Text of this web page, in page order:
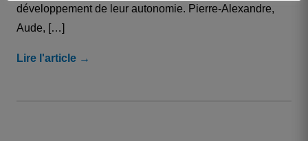
développement de leur autonomie. Pierre-Alexandre,
Aude, […]
Lire l'article →